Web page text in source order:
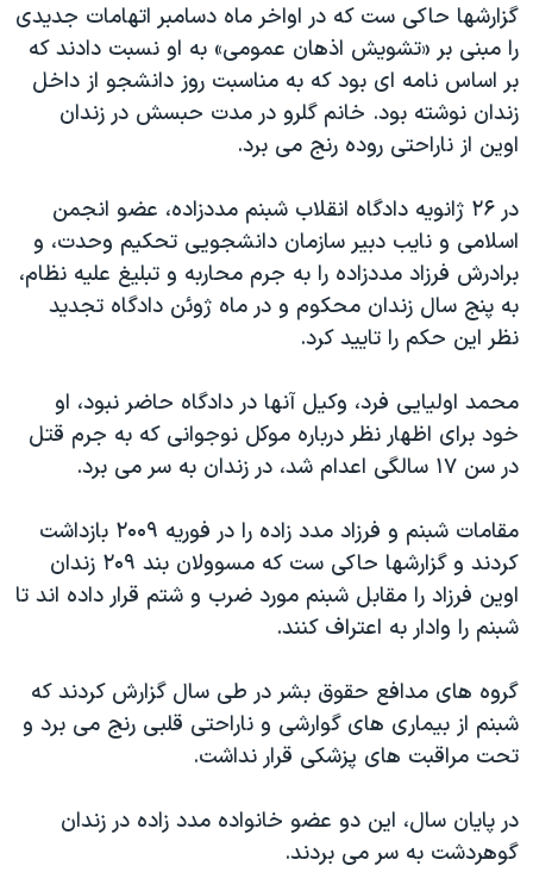
گزارشها حاکی ست که در اواخر ماه دسامبر اتهامات جدیدی
را مبنی بر «تشویش اذهان عمومی» به او نسبت دادند که
بر اساس نامه ای بود که به مناسبت روز دانشجو از داخل
زندان نوشته بود. خانم گلرو در مدت حبسش در زندان
اوین از ناراحتی روده رنج می برد.
در ۲۶ ژانویه دادگاه انقلاب شبنم مددزاده، عضو انجمن
اسلامی و نایب دبیر سازمان دانشجویی تحکیم وحدت، و
برادرش فرزاد مددزاده را به جرم محاربه و تبلیغ علیه نظام،
به پنج سال زندان محکوم و در ماه ژوئن دادگاه تجدید
نظر این حکم را تایید کرد.
محمد اولیایی فرد، وکیل آنها در دادگاه حاضر نبود، او
خود برای اظهار نظر درباره موکل نوجوانی که به جرم قتل
در سن ۱۷ سالگی اعدام شد، در زندان به سر می برد.
مقامات شبنم و فرزاد مدد زاده را در فوریه ۲۰۰۹ بازداشت
کردند و گزارشها حاکی ست که مسوولان بند ۲۰۹ زندان
اوین فرزاد را مقابل شبنم مورد ضرب و شتم قرار داده اند تا
شبنم را وادار به اعتراف کنند.
گروه های مدافع حقوق بشر در طی سال گزارش کردند که
شبنم از بیماری های گوارشی و ناراحتی قلبی رنج می برد و
تحت مراقبت های پزشکی قرار نداشت.
در پایان سال، این دو عضو خانواده مدد زاده در زندان
گوهردشت به سر می بردند.